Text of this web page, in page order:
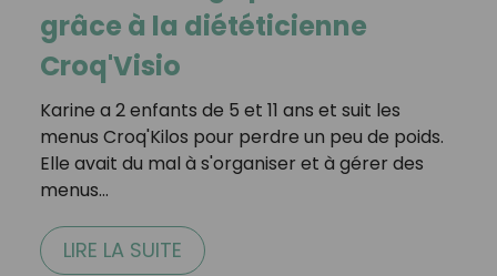
grâce à la diététicienne
Croq'Visio
Karine a 2 enfants de 5 et 11 ans et suit les
menus Croq'Kilos pour perdre un peu de poids.
Elle avait du mal à s'organiser et à gérer des
menus…
LIRE LA SUITE